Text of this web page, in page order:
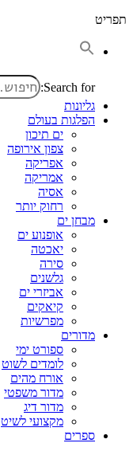
תפריט
Search for:
גליונות
הפלגות בעולם
ים תיכון
צפון אירופה
אפריקה
אמריקה
אסיה
רחוק יותר
מבחן ים
אופנוע ים
יאכטה
סירה
גלשנים
אביזרי ים
קיאקים
מפרשיות
מדורים
ספורט ימי
לומדים לשוט
אורח מהים
מדור משפטי
מדור דיג
מקצועי לשיט
ספרים